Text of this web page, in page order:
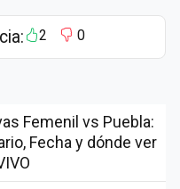
2 0
Femenil vs Puebla:
Fecha y dónde ver